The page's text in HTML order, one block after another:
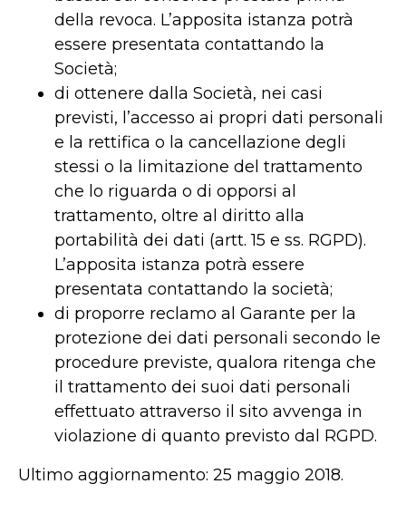
della revoca. L’apposita istanza potrà
essere presentata contattando la
Società;
di ottenere dalla Società, nei casi
previsti, l’accesso ai propri dati personali
e la rettifica o la cancellazione degli
stessi o la limitazione del trattamento
che lo riguarda o di opporsi al
trattamento, oltre al diritto alla
portabilità dei dati (artt. 15 e ss. RGPD).
L’apposita istanza potrà essere
presentata contattando la società;
di proporre reclamo al Garante per la
protezione dei dati personali secondo le
procedure previste, qualora ritenga che
il trattamento dei suoi dati personali
effettuato attraverso il sito avvenga in
violazione di quanto previsto dal RGPD.
Ultimo aggiornamento: 25 maggio 2018.